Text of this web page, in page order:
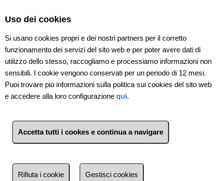
Indietro
Uso dei cookies
Si usano cookies propri e dei nostri partners per il corretto
funzionamento dei servizi del sito web e per poter avere dati di
utilizzo dello stesso, raccogliamo e processiamo informazioni non
sensibili. I cookie vengono conservati per un periodo di 12 mesi.
Puoi trovare più informazioni sulla politica sui cookies del sito web
e accedere alla loro configurazione qui.
Accetta tutti i cookes e continua a navigare
Rifiuta i cookie Gestisci cookies